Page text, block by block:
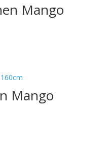
Mango
Mango